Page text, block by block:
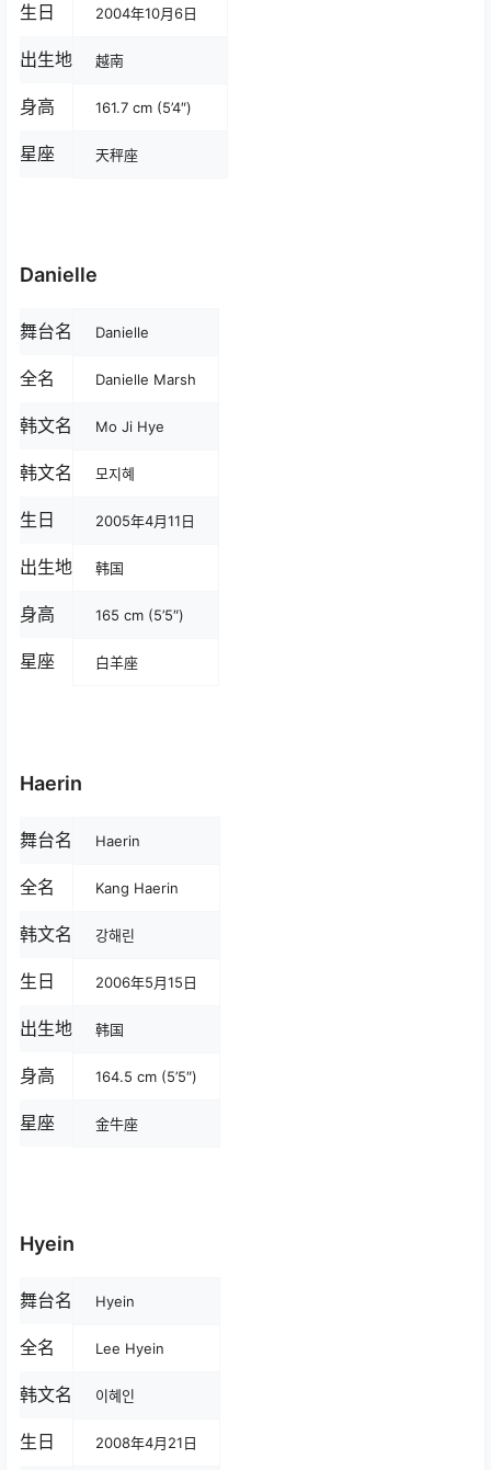
生日 2004年10月6日
出生地 越南
身高 161.7 cm (5’4″)
星座 天秤座
Danielle
舞台名 Danielle
全名 Danielle Marsh
韩文名 Mo Ji Hye
韩文名 모지혜
生日 2005年4月11日
出生地 韩国
身高 165 cm (5’5″)
星座 白羊座
Haerin
舞台名 Haerin
全名 Kang Haerin
韩文名 강해린
生日 2006年5月15日
出生地 韩国
身高 164.5 cm (5’5″)
星座 金牛座
Hyein
舞台名 Hyein
全名 Lee Hyein
韩文名 이혜인
生日 2008年4月21日